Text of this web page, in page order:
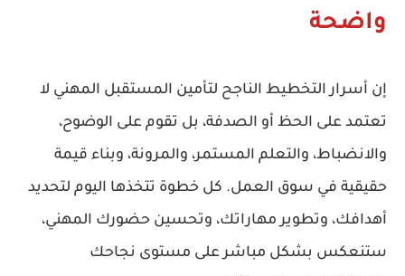
واضحة
إن أسرار التخطيط الناجح لتأمين المستقبل المهني لا
تعتمد على الحظ أو الصدفة، بل تقوم على الوضوح،
والانضباط، والتعلم المستمر، والمرونة، وبناء قيمة
حقيقية في سوق العمل. كل خطوة تتخذها اليوم لتحديد
أهدافك، وتطوير مهاراتك، وتحسين حضورك المهني،
ستنعكس بشكل مباشر على مستوى نجاحك